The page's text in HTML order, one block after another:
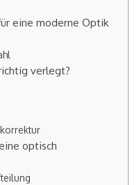
eine moderne Optik
verlegt?
optisch